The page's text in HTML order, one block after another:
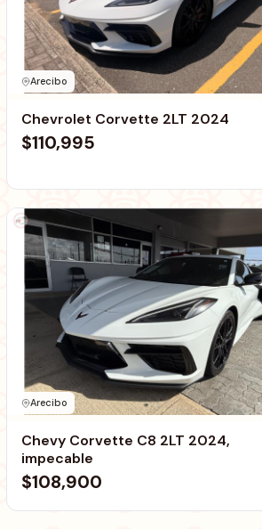
Arecibo
Chevrolet Corvette 2LT 2024
$110,995
Arecibo
Chevy Corvette C8 2LT 2024,
impecable
$108,900